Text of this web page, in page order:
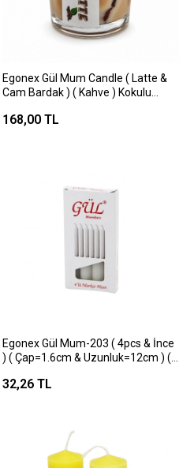
Egonex Gül Mum Candle ( Latte &
Cam Bardak ) ( Kahve ) Kokulu
168,00 TL
Egonex Gül Mum-203 ( 4pcs & İnce
) ( Çap=1.6cm & Uzunluk=12cm ) (
32,26 TL